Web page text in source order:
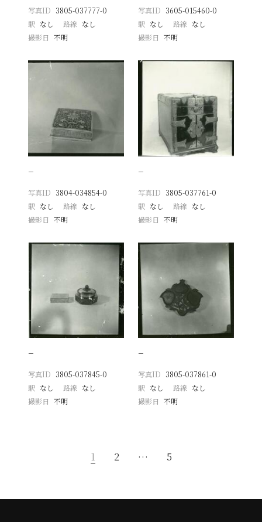
写真ID 3805-037777-0
駅 なし 路線 なし
撮影日
不明
写真ID 3605-015460-0
駅 なし 路線 なし
撮影日 不明
−
写真ID 3804-034854-0
駅 なし 路線 なし
撮影日
不明
−
写真ID 3805-037761-0
駅 なし 路線 なし
撮影日 不明
−
写真ID 3805-037845-0
駅 なし 路線 なし
撮影日
不明
−
写真ID 3805-037861-0
駅 なし 路線 なし
撮影日 不明
1 2 … 5